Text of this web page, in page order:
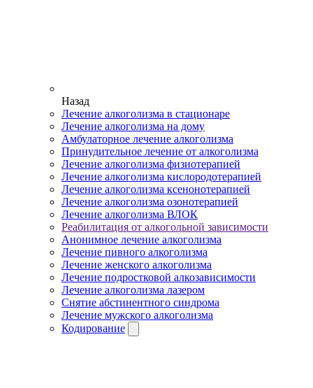
Назад
Лечение алкоголизма в стационаре
Лечение алкоголизма на дому
Амбулаторное лечение алкоголизма
Принудительное лечение от алкоголизма
Лечение алкоголизма физиотерапией
Лечение алкоголизма кислородотерапией
Лечение алкоголизма ксенонотерапией
Лечение алкоголизма озонотерапией
Лечение алкоголизма ВЛОК
Реабилитация от алкогольной зависимости
Анонимное лечение алкоголизма
Лечение пивного алкоголизма
Лечение женского алкоголизма
Лечение подростковой алкозависимости
Лечение алкоголизма лазером
Снятие абстинентного синдрома
Лечение мужского алкоголизма
Кодирование